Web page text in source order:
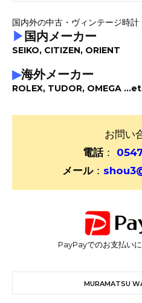
国内外の中古・ヴィンテージ時計
▶ 国内メーカー
SEIKO, CITIZEN, ORIENT
▶海外メーカー
ROLEX, TUDOR, OMEGA
お問い
電話：
メール：
PayPayでのお支払いに
MURAMATSU